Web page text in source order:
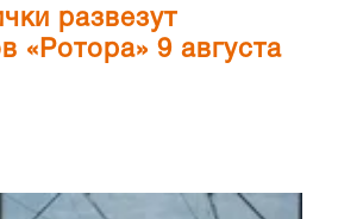
развезут
«Ротора» 9 августа